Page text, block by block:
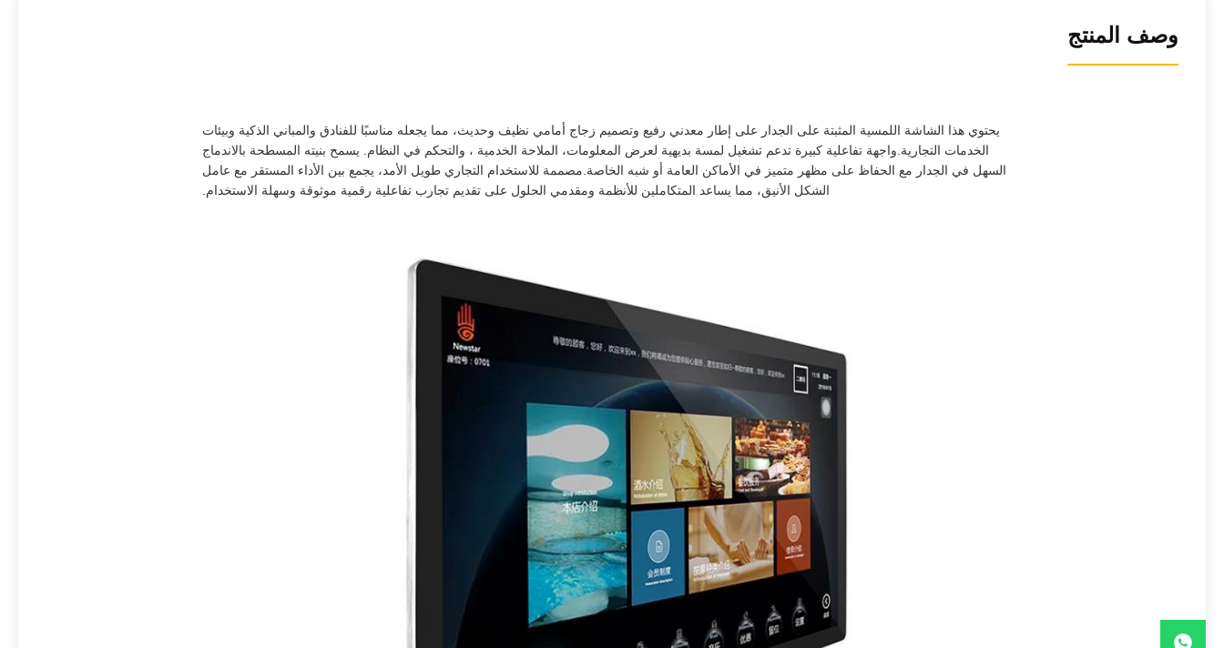
وصف المنتج
يحتوي هذا الشاشة اللمسية المثبتة على الجدار على إطار معدني رفيع وتصميم زجاج أمامي نظيف وحديث، مما يجعله مناسبًا للفنادق والمباني الذكية وبيئات
الخدمات التجارية.واجهة تفاعلية كبيرة تدعم تشغيل لمسة بديهية لعرض المعلومات، الملاحة الخدمية ، والتحكم في النظام. يسمح بنيته المسطحة بالاندماج
السهل في الجدار مع الحفاظ على مظهر متميز في الأماكن العامة أو شبه الخاصة.مصممة للاستخدام التجاري طويل الأمد، يجمع بين الأداء المستقر مع عامل
الشكل الأنيق، مما يساعد المتكاملين للأنظمة ومقدمي الحلول على تقديم تجارب تفاعلية رقمية موثوقة وسهلة الاستخدام.